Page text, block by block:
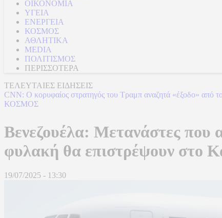
ΟΙΚΟΝΟΜΙΑ
ΥΓΕΙΑ
ΕΝΕΡΓΕΙΑ
ΚΟΣΜΟΣ
ΑΘΛΗΤΙΚΑ
MEDIA
ΠΟΛΙΤΙΣΜΟΣ
ΠΕΡΙΣΣΟΤΕΡΑ
ΤΕΛΕΥΤΑΙΕΣ ΕΙΔΗΣΕΙΣ
CNN: Ο κορυφαίος στρατηγός του Τραμπ αναζητά «έξοδο» από
ΚΟΣΜΟΣ
Βενεζουέλα: Μετανάστες που
φυλακή θα επιστρέψουν στο
19/07/2025 - 13:30